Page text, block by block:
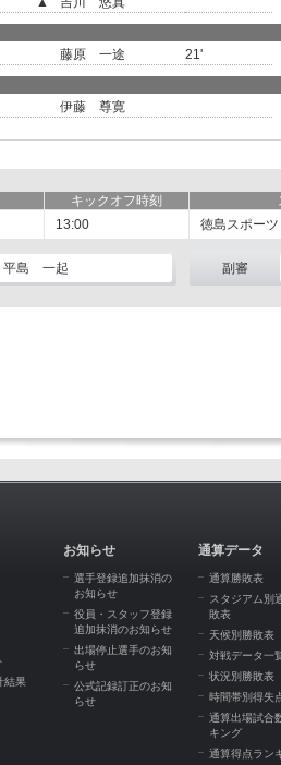
藤原 一途
21'
伊藤 尊寛
キックオフ時刻
13:00 徳島スポー
平島 一起 副審
結果
お知らせ
選手登録追加抹消の
お知らせ
役員・スタッフ登録
追加抹消のお知らせ
出場停止選手のお知
らせ
公式記録訂正のお知
らせ
通算データ
通算勝敗表
スタジアム別
敗表
天候別勝敗表
対戦データ一
状況別勝敗表
時間帯別得失
通算出場試合
キング
通算得点ラン